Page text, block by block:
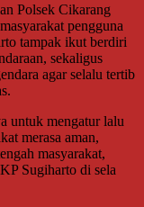
Polsek Cikarang
pengguna
tampak ikut berdiri
sekaligus
agar selalu tertib
untuk mengatur lalu
merasa aman,
masyarakat,
Sugiharto di sela